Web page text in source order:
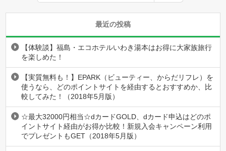
最近の投稿
【体験談】福島・エコホテルいわき湯本はお得に大家族旅行
を楽しめた！
【実質無料も！】EPARK（ビューティー、からだリフレ）を
使うなら、どのポイントサイトを経由するとおすすめか、比
較してみた！（2018年5月版）
☆最大32000円相当☆dカードGOLD、dカード申込はどのポ
イントサイト経由がお得か比較！新規入会キャンペーン利用
でプレゼントもGET（2018年5月版）